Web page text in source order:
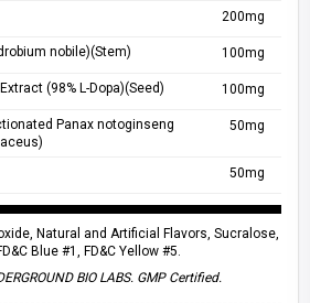
200mg
nobile)(Stem) 100mg
(98% L-Dopa)(Seed) 100mg
Panax notoginseng
50mg
50mg
Natural and Artificial Flavors, Sucralose,
Blue #1, FD&C Yellow #5.
BIO LABS. GMP Certified.